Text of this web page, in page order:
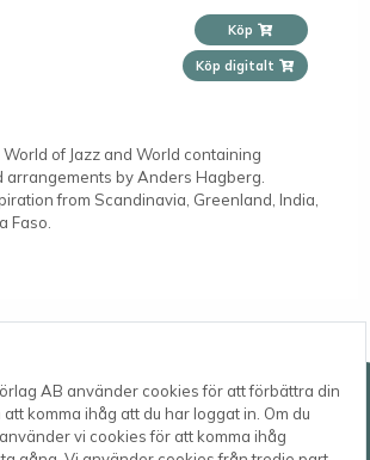
AB använder cookies för att förbättra din
komma ihåg att du har loggat in. Om du
vi cookies för att komma ihåg
Köp
Köp digitalt
of Jazz and World containing
arrangements by Anders Hagberg.
from Scandinavia, Greenland, India,
Faso.
AB
Telefon